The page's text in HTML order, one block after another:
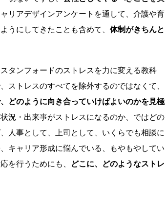
リアデザインアンケートを通して、介護や育
うにしてきたことも含めて、 体制がきちんと
タンフォードのストレスを力に変える教科
ストレスのすべてを除外するのではなくて、
どのように向き合っていけばよいのかを見極
況・出来事がストレスになるのか、ではどの
人事として、上司として、いくらでも相談に
キャリア形成に悩んでいる、もやもやしてい
を行うためにも、
どこに、どのようなストレ